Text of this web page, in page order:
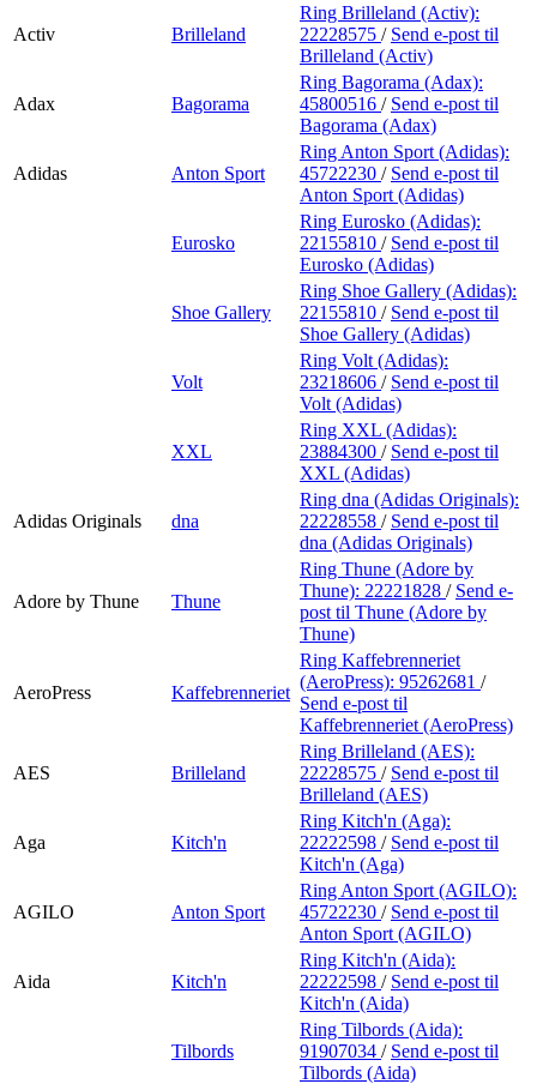
Activ Brilleland
Ring Brilleland (Activ):
22228575 / Send e-post til
Brilleland (Activ)
Adax Bagorama
Ring Bagorama (Adax):
45800516 / Send e-post til
Bagorama (Adax)
Adidas Anton Sport
Ring Anton Sport (Adidas):
45722230 / Send e-post til
Anton Sport (Adidas)
Eurosko
Ring Eurosko (Adidas):
22155810 / Send e-post til
Eurosko (Adidas)
Shoe Gallery
Ring Shoe Gallery (Adidas):
22155810 / Send e-post til
Shoe Gallery (Adidas)
Volt
Ring Volt (Adidas):
23218606 / Send e-post til
Volt (Adidas)
XXL
Ring XXL (Adidas):
23884300 / Send e-post til
XXL (Adidas)
Adidas Originals dna
Ring dna (Adidas Originals):
22228558 / Send e-post til
dna (Adidas Originals)
Adore by Thune Thune
Ring Thune (Adore by
Thune): 22221828 / Send e-
post til Thune (Adore by
Thune)
AeroPress Kaffebrenneriet
Ring Kaffebrenneriet
(AeroPress): 95262681 /
Send e-post til
Kaffebrenneriet (AeroPress)
AES Brilleland
Ring Brilleland (AES):
22228575 / Send e-post til
Brilleland (AES)
Aga Kitch'n
Ring Kitch'n (Aga):
22222598 / Send e-post til
Kitch'n (Aga)
AGILO Anton Sport
Ring Anton Sport (AGILO):
45722230 / Send e-post til
Anton Sport (AGILO)
Aida Kitch'n
Ring Kitch'n (Aida):
22222598 / Send e-post til
Kitch'n (Aida)
Tilbords
Ring Tilbords (Aida):
91907034 / Send e-post til
Tilbords (Aida)